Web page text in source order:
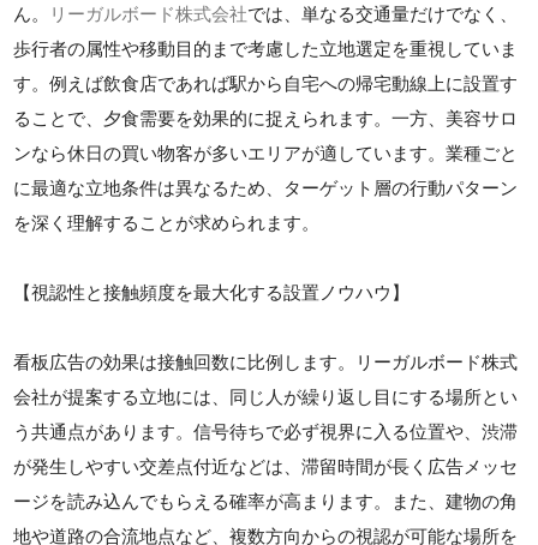
ん。
リーガルボード株式会社では、単なる交通量だけでなく、
歩行者の属性や移動目的まで考慮した立地選定を重視していま
す。例えば飲食店であれば駅から自宅への帰宅動線上に設置す
ることで、夕食需要を効果的に捉えられます。一方、美容サロ
ンなら休日の買い物客が多いエリアが適しています。業種ごと
に最適な立地条件は異なるため、ターゲット層の行動パターン
を深く理解することが求められます。
【視認性と接触頻度を最大化する設置ノウハウ】
看板広告の効果は接触回数に比例します。リーガルボード株式
会社が提案する立地には、同じ人が繰り返し目にする場所とい
う共通点があります。信号待ちで必ず視界に入る位置や、渋滞
が発生しやすい交差点付近などは、滞留時間が長く広告メッセ
ージを読み込んでもらえる確率が高まります。また、建物の角
地や道路の合流地点など、複数方向からの視認が可能な場所を